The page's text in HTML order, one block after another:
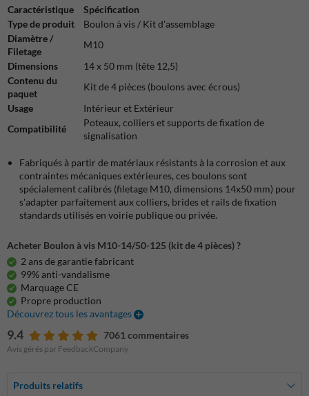
Caractéristique
Spécification
Type de produit
Boulon à vis / Kit d'assemblage
Diamètre /
Filetage
M10
Dimensions
14 x 50 mm (tête 12,5)
Contenu du
paquet
Kit de 4 pièces (boulons avec écrous)
Usage
Intérieur et Extérieur
Compatibilité
Poteaux, colliers et supports de fixation de
signalisation
Fabriqués à partir de matériaux résistants à la corrosion et aux
contraintes mécaniques extérieures, ces boulons sont
spécialement calibrés (filetage M10, dimensions 14x50 mm) pour
s'adapter parfaitement aux colliers, brides et rails de fixation
standards utilisés en voirie publique ou privée.
Acheter Boulon à vis M10-14/50-125 (kit de 4 pièces) ?
2 ans de garantie fabricant
99% anti-vandalisme
Marquage CE
Propre production
Découvrez tous les avantages
9.4 7061 commentaires
Avis gérés par FeedbackCompany
Produits relatifs